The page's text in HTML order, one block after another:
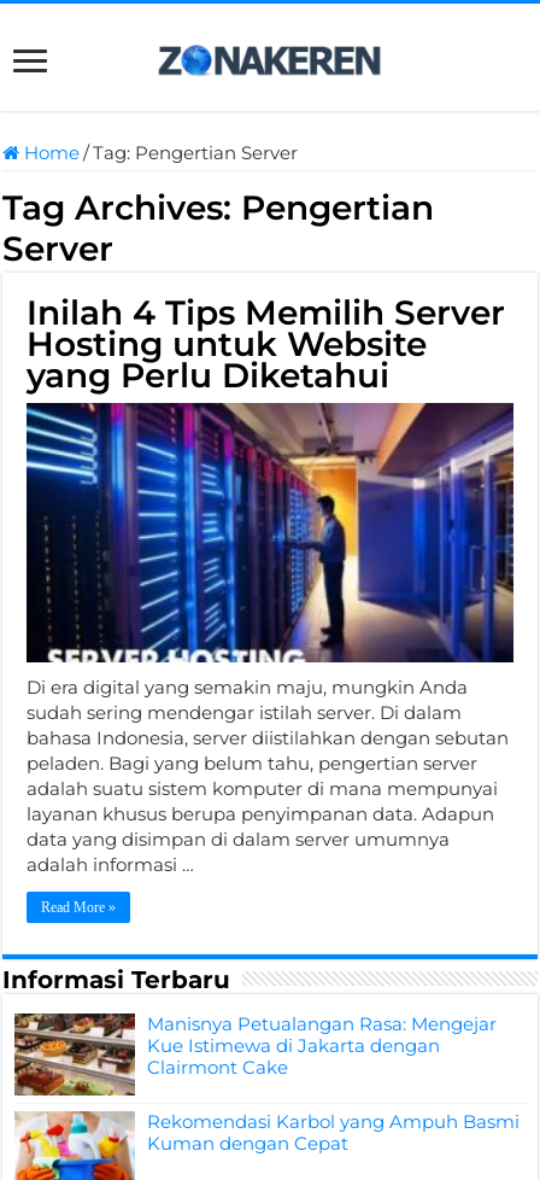
Home/Tag: Pengertian Server
Tag Archives: Pengertian
Server
Inilah 4 Tips Memilih Server
Hosting untuk Website
yang Perlu Diketahui
Di era digital yang semakin maju, mungkin Anda
sudah sering mendengar istilah server. Di dalam
bahasa Indonesia, server diistilahkan dengan sebutan
peladen. Bagi yang belum tahu, pengertian server
adalah suatu sistem komputer di mana mempunyai
layanan khusus berupa penyimpanan data. Adapun
data yang disimpan di dalam server umumnya
adalah informasi …
Read More »
Informasi Terbaru
Manisnya Petualangan Rasa: Mengejar
Kue Istimewa di Jakarta dengan
Clairmont Cake
Rekomendasi Karbol yang Ampuh Basmi
Kuman dengan Cepat